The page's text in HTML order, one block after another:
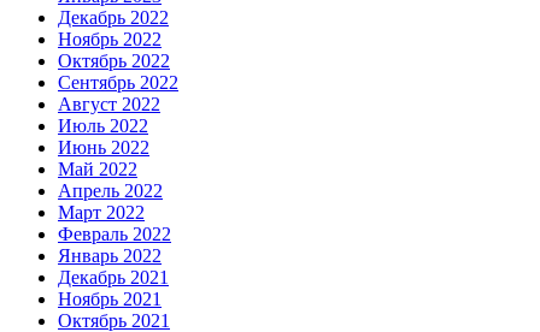
Декабрь 2022
Ноябрь 2022
Октябрь 2022
Сентябрь 2022
Август 2022
Июль 2022
Июнь 2022
Май 2022
Апрель 2022
Март 2022
Февраль 2022
Январь 2022
Декабрь 2021
Ноябрь 2021
Октябрь 2021